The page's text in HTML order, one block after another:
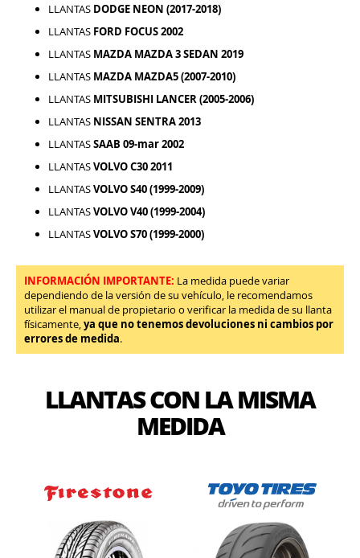
LLANTAS DODGE NEON (2017-2018)
LLANTAS FORD FOCUS 2002
LLANTAS MAZDA MAZDA 3 SEDAN 2019
LLANTAS MAZDA MAZDA5 (2007-2010)
LLANTAS MITSUBISHI LANCER (2005-2006)
LLANTAS NISSAN SENTRA 2013
LLANTASSAAB 09-mar 2002
LLANTASVOLVO C30 2011
LLANTASVOLVO S40 (1999-2009)
LLANTASVOLVO V40 (1999-2004)
LLANTASVOLVO S70 (1999-2000)
INFORMACIÓN IMPORTANTE: La medida puede variar
dependiendo de la versión de su vehículo, le recomendamos
utilizar el manual de propietario o verificar la medida de su llanta
físicamente,ya que no tenemos devoluciones ni cambios por
errores de medida.
LLANTAS CON LA MISMA
MEDIDA